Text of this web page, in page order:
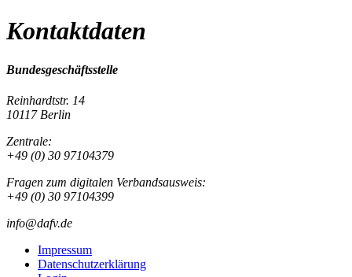
Kontaktdaten
Bundesgeschäftsstelle
Reinhardtstr. 14
10117 Berlin
Zentrale:
+49 (0) 30 97104379
Fragen zum digitalen Verbandsausweis:
+49 (0) 30 97104399
info@dafv.de
Impressum
Datenschutzerklärung